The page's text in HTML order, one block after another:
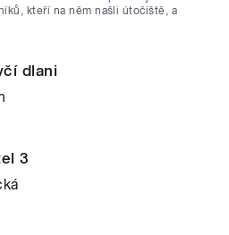
kteří na něm našli útočiště, a
dlani
3